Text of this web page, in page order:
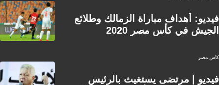
فيديو: أهداف مباراة الزمالك وطلائع
الجيش في كأس مصر 2020
كأس مصر
فيديو | مرتضى يستغيث بالرئيس